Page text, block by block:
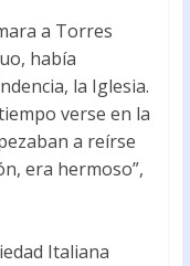
a Torres
había
la Iglesia.
verse en la
a reírse
era hermoso”,
Italiana